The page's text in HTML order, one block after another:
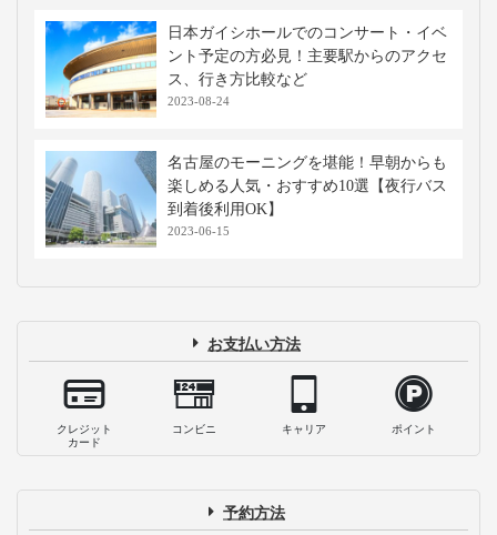
日本ガイシホールでのコンサート・イベ
ント予定の方必見！主要駅からのアクセ
ス、行き方比較など
2023-08-24
名古屋のモーニングを堪能！早朝からも
楽しめる人気・おすすめ10選【夜行バス
到着後利用OK】
2023-06-15
お支払い方法
クレジット
カード
コンビニ キャリア ポイント
予約方法